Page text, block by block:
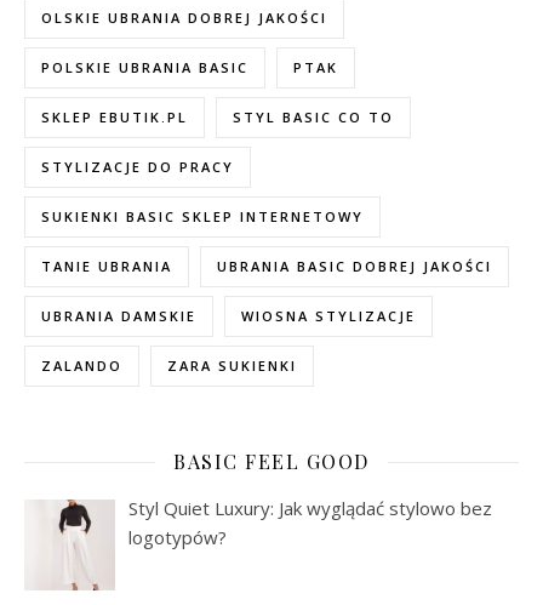
OLSKIE UBRANIA DOBREJ JAKOŚCI
POLSKIE UBRANIA BASIC PTAK
SKLEP EBUTIK.PL STYL BASIC CO TO
STYLIZACJE DO PRACY
SUKIENKI BASIC SKLEP INTERNETOWY
TANIE UBRANIA UBRANIA BASIC DOBREJ JAKOŚCI
UBRANIA DAMSKIE WIOSNA STYLIZACJE
ZALANDO ZARA SUKIENKI
BASIC FEEL GOOD
Styl Quiet Luxury: Jak wyglądać stylowo bez
logotypów?